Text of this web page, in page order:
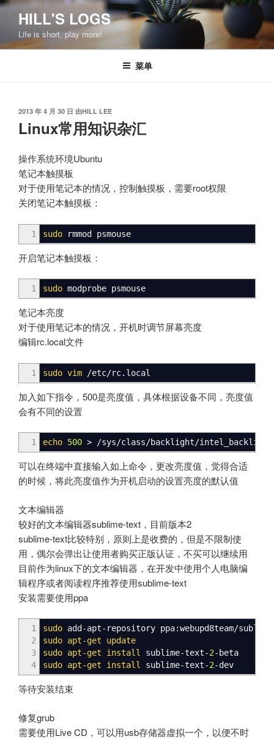
跳
容
HILL'S LOGS
Life is short, play more!
菜单
发
布
于
2013 年 4 月 30 日 由HILL LEE
Linux常用知识杂汇
操作系统环境Ubuntu
笔记本触摸板
对于使用笔记本的情况，控制触摸板，需要root权限
关闭笔记本触摸板：
1 sudo rmmod psmouse
开启笔记本触摸板：
1 sudo modprobe psmouse
笔记本亮度
对于使用笔记本的情况，开机时调节屏幕亮度
编辑rc.local文件
1 sudo vim /etc/rc.local
加入如下指令，500是亮度值，具体根据设备不同，亮度值
会有不同的设置
1 echo 500 > /sys/class/backlight/intel_backlight
可以在终端中直接输入如上命令，更改亮度值，觉得合适
的时候，将此亮度值作为开机启动的设置亮度的默认值
文本编辑器
较好的文本编辑器sublime-text，目前版本2
sublime-text比较特别，原则上是收费的，但是不限制使
用，偶尔会弹出让使用者购买正版认证，不买可以继续用
目前作为linux下的文本编辑器，在开发中使用个人电脑编
辑程序或者阅读程序推荐使用sublime-text
安装需要使用ppa
1
2
3
4
sudo add-apt-repository ppa:webupd8team/
sudo apt-get update
sudo apt-get install sublime-text-2-beta
sudo apt-get install sublime-text-2-dev
等待安装结束
修复grub
需要使用Live CD，可以用usb存储器虚拟一个，以便不时